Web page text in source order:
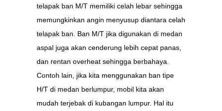
telapak ban M/T memiliki celah lebar sehingga
memungkinkan angin menyusup diantara celah
telapak ban. Ban M/T jika digunakan di medan
aspal juga akan cenderung lebih cepat panas,
dan rentan overheat sehingga berbahaya.
Contoh lain, jika kita menggunakan ban tipe
H/T di medan berlumpur, mobil kita akan
mudah terjebak di kubangan lumpur. Hal itu